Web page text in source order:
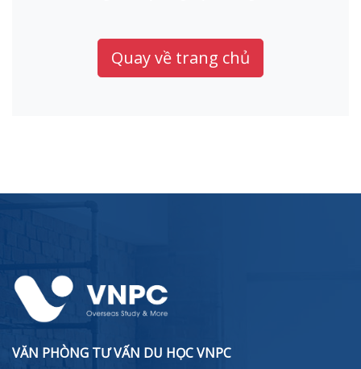
Quay về trang chủ
VĂN PHÒNG TƯ VẤN DU HỌC VNPC